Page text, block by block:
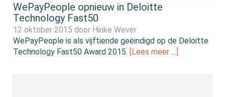
WePayPeople opnieuw in Deloitte
Technology Fast50
12 oktober 2015 door Hinke Wever
WePayPeople is als vijftiende geëindigd op de Deloitte
Technology Fast50 Award 2015. [Lees meer …]